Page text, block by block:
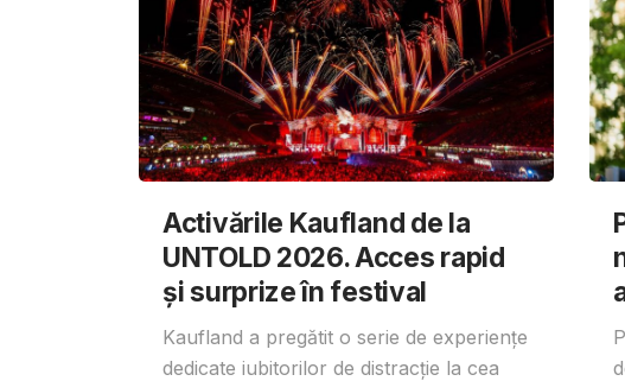
Activările Kaufland de la
UNTOLD 2026. Acces rapid
și surprize în festival
Kaufland a pregătit o serie de experiențe
dedicate iubitorilor de distracție la cea